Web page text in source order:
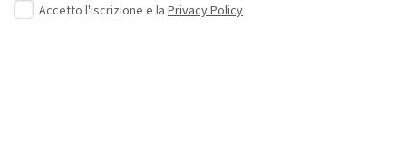
Accetto l'iscrizione e la Privacy Policy